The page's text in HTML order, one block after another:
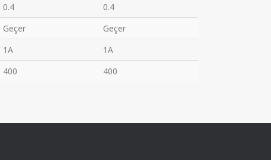
0.4
0.4
Geçer
Geçer
1A
1A
400 400